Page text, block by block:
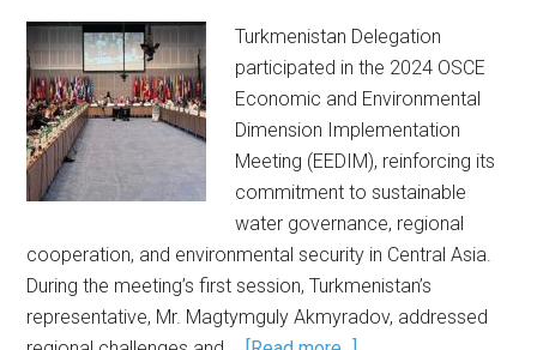
Turkmenistan Delegation
participated in the 2024 OSCE
Economic and Environmental
Dimension Implementation
Meeting (EEDIM), reinforcing its
commitment to sustainable
water governance, regional
cooperation, and environmental security in Central Asia.
During the meeting’s first session, Turkmenistan’s
representative, Mr. Magtymguly Akmyradov, addressed